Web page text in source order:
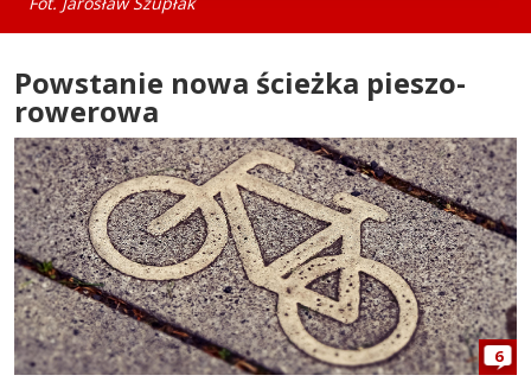
Powstanie nowa ścieżka pieszo-
rowerowa
6